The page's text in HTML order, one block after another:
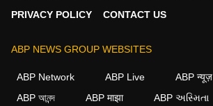
PRIVACY POLICY
CONTACT US
ABP NEWS GROUP WEBSITES
ABP Network ABP Live
ABP न्यूज़
ABP আনন্দ
ABP माझा ABP અસ્મિતા